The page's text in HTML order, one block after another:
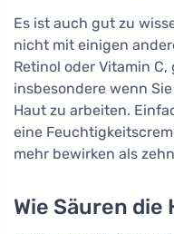
Es ist auch gut zu
nicht mit einigen
Retinol oder Vitamin
insbesondere wenn
Haut zu arbeiten.
eine
mehr bewirken als
Wie Säuren